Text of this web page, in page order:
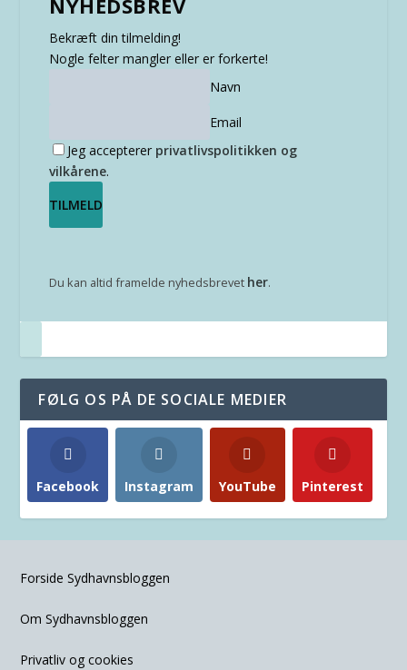
Bekræft din tilmelding!
Nogle felter mangler eller er forkerte!
Navn
Email
Jeg accepterer privatlivspolitikken og
vilkårene.
Du kan altid framelde nyhedsbrevet her.
FØLG OS PÅ DE SOCIALE MEDIER
Facebook Instagram YouTube Pinterest
Forside Sydhavnsbloggen
Om Sydhavnsbloggen
Privatliv og cookies